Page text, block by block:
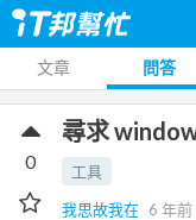
文章 問答
尋求
工具
我思故我在 6 年前
0